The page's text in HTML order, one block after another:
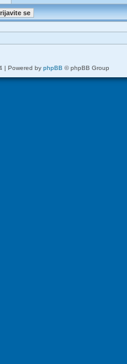
| Powered by phpBB © phpBB Group